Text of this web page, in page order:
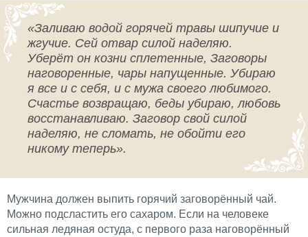
«Заливаю водой горячей травы шипучие и
жгучие. Сей отвар силой наделяю.
Уберёт он козни сплетенные, Заговоры
наговоренные, чары напущенные. Убираю
я все и с себя, и с мужа своего любимого.
Счастье возвращаю, беды убираю, любовь
восстанавливаю. Заговор свой силой
наделяю, не сломать, не обойти его
никому теперь».
Мужчина должен выпить горячий заговорённый чай.
Можно подсластить его сахаром. Если на человеке
сильная ледяная остуда, с первого раза наговорённый